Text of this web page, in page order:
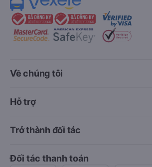
Về chúng tôi
Hỗ trợ
Trở thành đối tác
Đối tác thanh toán